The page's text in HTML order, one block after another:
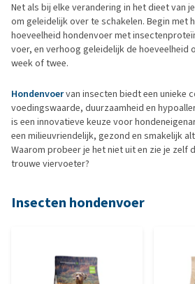
Net als bij elke verandering in het dieet van
om geleidelijk over te schakelen. Begin met
hoeveelheid hondenvoer met
voer, en verhoog geleidelijk de hoeveelheid
week of twee.
Hondenvoervan insecten biedt een unieke
voedingswaarde, duurzaamheid en
is een innovatieve keuze voor
een milieuvriendelijk, gezond en smakelijk
Waarom probeer je het niet uit en zie je zelf
trouwe viervoeter?
Insecten hondenvoer